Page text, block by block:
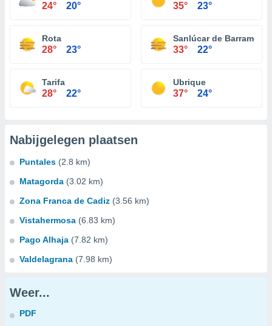
24° 20° 35° 23°
Rota
28° 23°
Sanlúcar de Barrameda
33° 22°
Tarifa
28° 22°
Ubrique
37° 24°
Nabijgelegen plaatsen
Puntales (2.8 km)
Matagorda (3.02 km)
Zona Franca de Cadiz (3.56 km)
Vistahermosa (6.83 km)
Pago Alhaja (7.82 km)
Valdelagrana (7.98 km)
Weer...
PDF